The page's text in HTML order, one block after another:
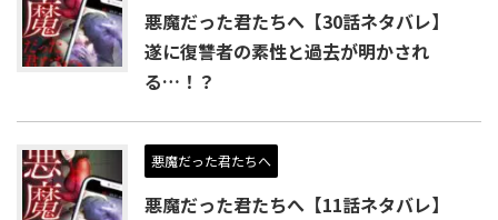
悪魔だった君たちへ【30話ネタバレ】
遂に復讐者の素性と過去が明かされ
る…！？
悪魔だった君たちへ
悪魔だった君たちへ【11話ネタバレ】